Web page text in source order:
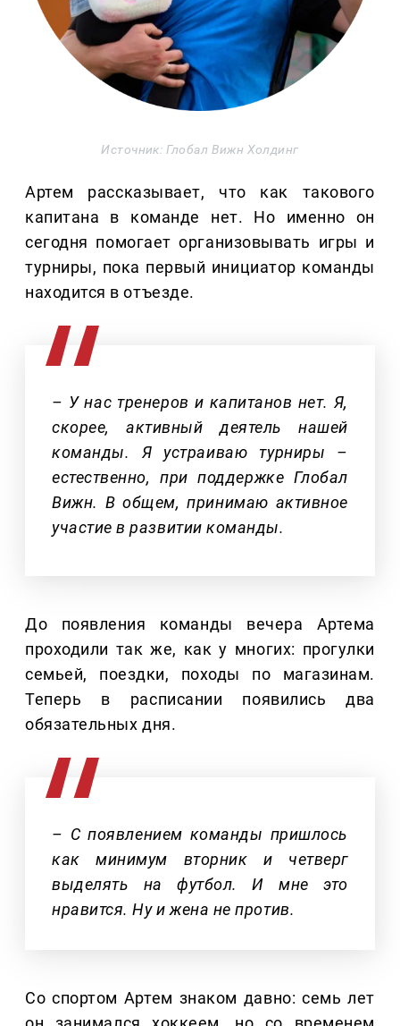
Источник: Глобал Вижн Холдинг
Артем рассказывает, что как такового
капитана в команде нет. Но именно он
сегодня помогает организовывать игры и
турниры, пока первый инициатор команды
находится в отъезде.
– У нас тренеров и капитанов нет. Я,
скорее, активный деятель нашей
команды. Я устраиваю турниры –
естественно, при поддержке Глобал
Вижн. В общем, принимаю активное
участие в развитии команды.
До появления команды вечера Артема
проходили так же, как у многих: прогулки
семьей, поездки, походы по магазинам.
Теперь в расписании появились два
обязательных дня.
– С появлением команды пришлось
как минимум вторник и четверг
выделять на футбол. И мне это
нравится. Ну и жена не против.
Со спортом Артем знаком давно: семь лет